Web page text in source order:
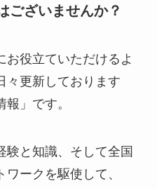
ございませんか？
お役立ていただけるよ
々更新しております
報」です。
験と知識、そして全国
ークを駆使して、